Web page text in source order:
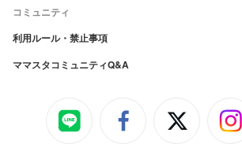
コミュニティ
利用ルール・禁止事項
ママスタコミュニティQ&A